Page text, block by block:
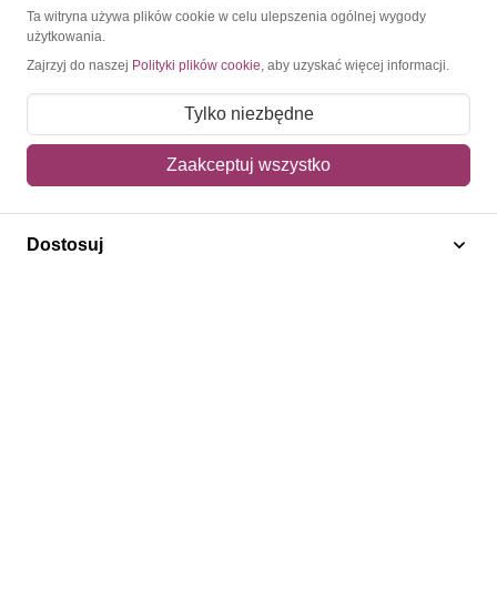
Konto
Moje konto
Mój koszyk
Adres dostawy
Polecamy
Ta witryna używa plików cookie w celu ulepszenia ogólnej wygody
użytkowania.
Zajrzyj do naszej Polityki plików cookie, aby uzyskać więcej informacji.
Tylko niezbędne
Zaakceptuj wszystko
Dostosuj